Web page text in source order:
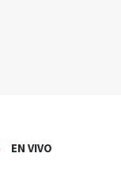
EN VIVO